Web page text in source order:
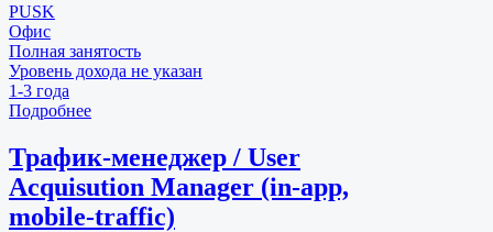
PUSK
Офис
Полная занятость
Уровень дохода не указан
1-3 года
Подробнее
Трафик-менеджер / User
Acquisution Manager (in-app,
mobile-traffic)